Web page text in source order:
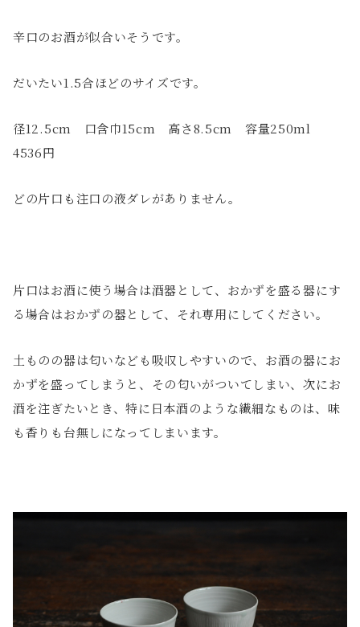
辛口のお酒が似合いそうです。
だいたい1.5合ほどのサイズです。
径12.5cm 口含巾15cm 高さ8.5cm 容量250ml
4536円
どの片口も注口の液ダレがありません。
片口はお酒に使う場合は酒器として、おかずを盛る器にす
る場合はおかずの器として、それ専用にしてください。
土ものの器は匂いなども吸収しやすいので、お酒の器にお
かずを盛ってしまうと、その匂いがついてしまい、次にお
酒を注ぎたいとき、特に日本酒のような繊細なものは、味
も香りも台無しになってしまいます。